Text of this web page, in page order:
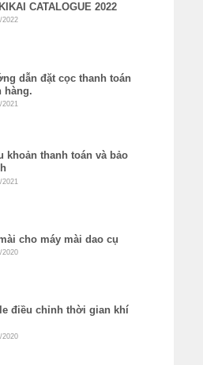
CATALOGUE 2022
2022
dẫn đặt cọc thanh toán
hàng.
khoản thanh toán và bảo
cho máy mài dao cụ
2020
điều chỉnh thời gian khí
2020